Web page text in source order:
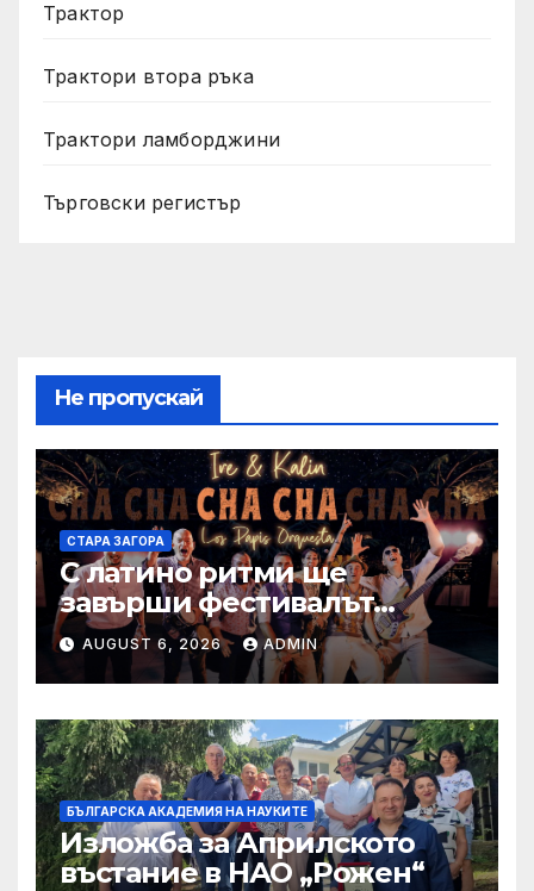
Трактор
Трактори втора ръка
Трактори ламборджини
Търговски регистър
Не пропускай
СТАРА ЗАГОРА
С латино ритми ще
завърши фестивалът
„Август е музика“ в Стара
Загора
AUGUST 6, 2026 ADMIN
БЪЛГАРСКА АКАДЕМИЯ НА НАУКИТЕ
Изложба за Априлското
въстание в НАО „Рожен“